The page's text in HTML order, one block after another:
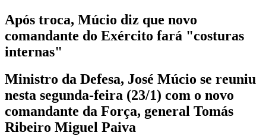
Após troca, Múcio diz que novo
comandante do Exército fará "costuras
internas"
Ministro da Defesa, José Múcio se reuniu
nesta segunda-feira (23/1) com o novo
comandante da Força, general Tomás
Ribeiro Miguel Paiva